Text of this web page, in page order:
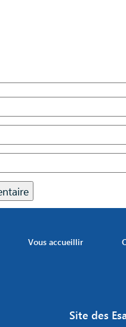
Vous accueillir
Site des